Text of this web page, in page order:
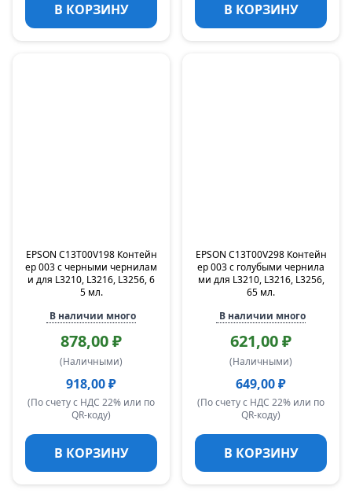
В КОРЗИНУ В КОРЗИНУ
EPSON C13T00V198 Контейн
ер 003 с черными чернилам
и для L3210, L3216, L3256, 6
5 мл.
В наличии много
878,00 ₽
(Наличными)
918,00 ₽
(По счету с НДС 22% или по
QR-коду)
В КОРЗИНУ
EPSON C13T00V298 Контейн
ер 003 с голубыми чернила
ми для L3210, L3216, L3256,
65 мл.
В наличии много
621,00 ₽
(Наличными)
649,00 ₽
(По счету с НДС 22% или по
QR-коду)
В КОРЗИНУ